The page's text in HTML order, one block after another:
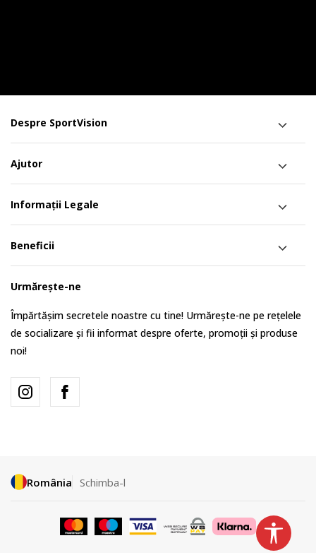
Despre SportVision
Ajutor
Informații Legale
Beneficii
Urmărește-ne
Împărtășim secretele noastre cu tine! Urmărește-ne pe rețelele
de socializare și fii informat despre oferte, promoții și produse
noi!
România Schimba-l